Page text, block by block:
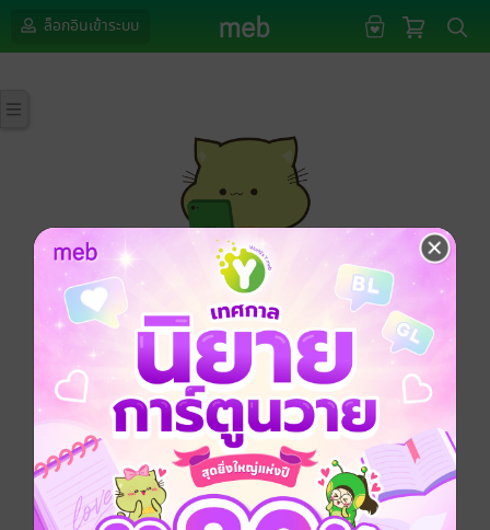
ล็อกอินเข้าระบบ
กรุณาเข้าสู่ระบบก่อนดำเนินรายการด้วยค่ะ
ล็อกอินเข้าระบบ